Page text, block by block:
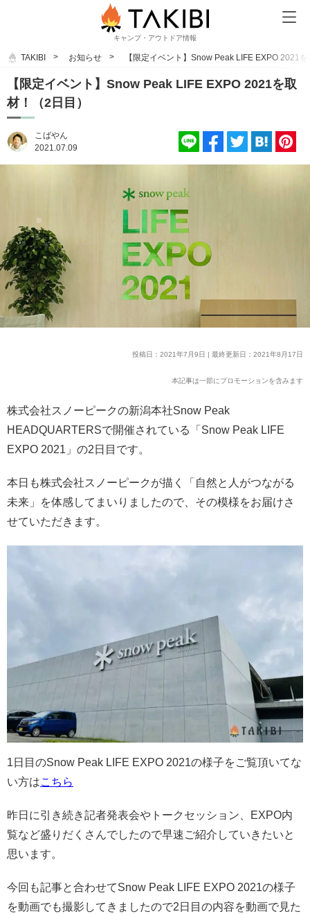
キャンプ・アウトドア情報
TAKIBI お知らせ 【限定イベント】Snow Peak LIFE EXPO 2021
【限定イベント】Snow Peak LIFE EXPO 2021を取
材！（2日目）
こばやん
2021.07.09
投稿日：2021年7月9日 | 最終更新日：2021年8月17日
本記事は一部にプロモーションを含みます
株式会社スノーピークの新潟本社Snow Peak
HEADQUARTERSで開催されている「Snow Peak LIFE
EXPO 2021」の2日目です。
本日も株式会社スノーピークが描く「自然と人がつながる
未来」を体感してまいりましたので、その模様をお届けさ
せていただきます。
1日目のSnow Peak LIFE EXPO 2021の様子をご覧頂いてな
い方はこちら
昨日に引き続き記者発表会やトークセッション、EXPO内
覧など盛りだくさんでしたので早速ご紹介していきたいと
思います。
今回も記事と合わせてSnow Peak LIFE EXPO 2021の様子
を動画でも撮影してきましたので2日目の内容を動画で見た